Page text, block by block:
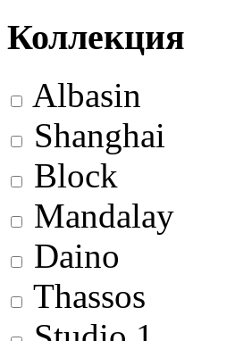
Коллекция
Albasin
Shanghai
Block
Mandalay
Daino
Thassos